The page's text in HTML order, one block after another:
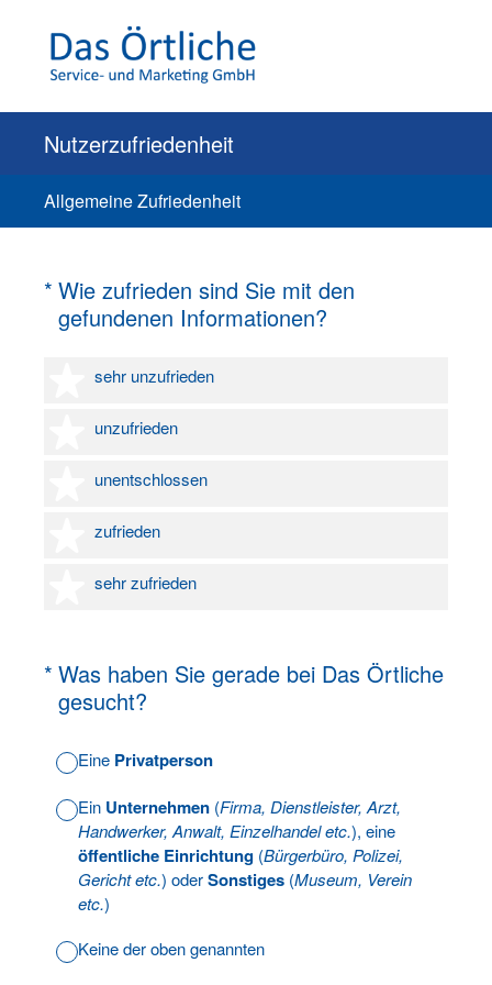
Nutzerzufriedenheit
Allgemeine Zufriedenheit
* Wie zufrieden sind Sie mit den
gefundenen Informationen?
(Erforderlich.)
sehr unzufrieden
1 Stern
unzufrieden
2 Sterne
unentschlossen
3 Sterne
zufrieden
4 Sterne
sehr zufrieden
5 Sterne
* Was haben Sie gerade bei Das Örtliche
gesucht?
(Erforderlich.)
Eine Privatperson
Ein Unternehmen (Firma, Dienstleister, Arzt,
Handwerker, Anwalt, Einzelhandel etc.), eine
öffentliche Einrichtung (Bürgerbüro, Polizei,
Gericht etc.) oderSonstiges (Museum, Verein
etc.)
Keine der oben genannten